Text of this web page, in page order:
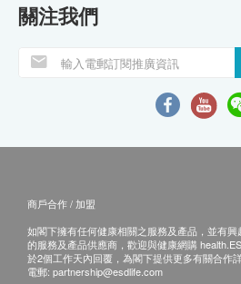
關注我們
商戶合作 / 加盟
如閣下擁有任何健康相關之服務及產品，並有
的服務及產品供應商，歡迎與健康網購
於2個工作天內回覆，為閣下提供更多有關合作詳
電郵: partnership@esdlife.com